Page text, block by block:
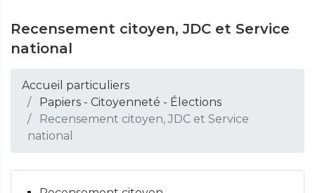
Recensement citoyen, JDC et Service
national
Accueil particuliers
Papiers - Citoyenneté - Élections
Recensement citoyen, JDC et Service
national